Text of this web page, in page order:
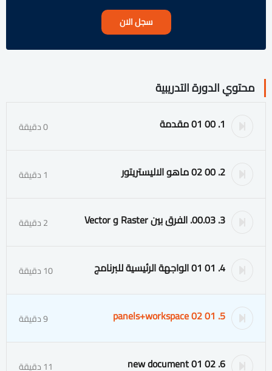
سجل الان
محتوي الدورة التدريبية
1. 00 01 مقدمة 0 دقيقة
2. 00 02 ماهو الاليستريتور 1 دقيقة
3. 00.03. الفرق بين Raster و Vector 2 دقيقة
4. 01 01 الواجهة الرئيسية للبرنامج 10 دقيقة
5. 01 02 panels+workspace 9 دقيقة
6. 02 01 new document 11 دقيقة